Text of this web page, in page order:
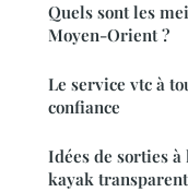
Quels sont les
Moyen-Orient ?
Le service vtc à
confiance
Idées de sorties
kayak transparent